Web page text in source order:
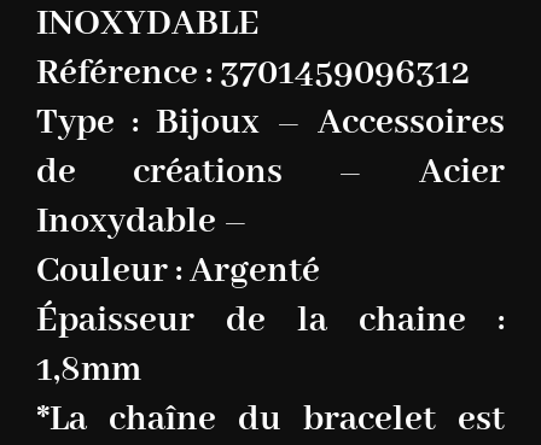
INOXYDABLE
Référence : 3701459096312
Type : Bijoux – Accessoires
de créations – Acier
Inoxydable –
Couleur : Argenté
Épaisseur de la chaine :
1,8mm
*La chaîne du bracelet est